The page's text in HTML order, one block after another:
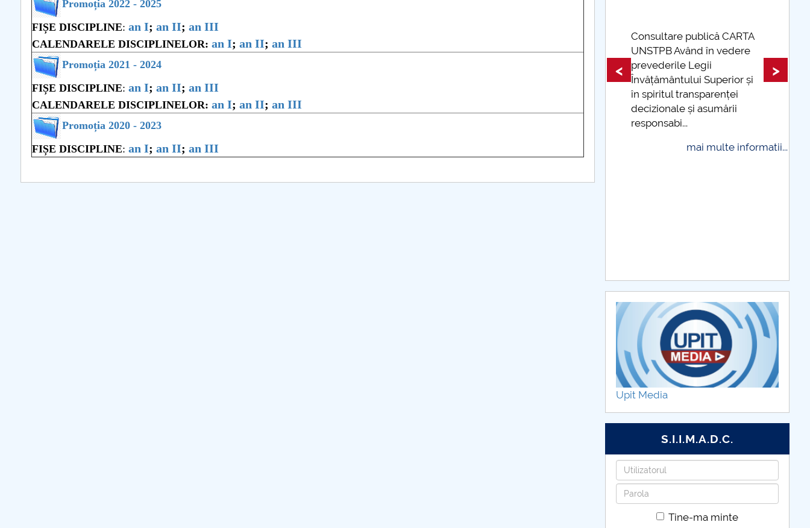
Promoția 2022 - 2025
FIȘE DISCIPLINE: an I; an II; an III
CALENDARELE DISCIPLINELOR: an I; an II; an III
Promoția 2021 - 2024
FIȘE DISCIPLINE: an I; an II; an III
CALENDARELE DISCIPLINELOR: an I; an II; an III
Promoția 2020 - 2023
FIȘE DISCIPLINE: an I; an II; an III
COMUNICAT Eveniment de
informare și promovare a
ofertei educaționale
Teoretic „Ion Cantacuzino”
Piteşti 26.03.2026
COMUNICAT Eveniment de
UNSTPB Având în vedere
Învățământului Superior și
Taxe de școlarizare
indexate Taxele se pot
și cu cardul
< >
Upit Media
S.I.I.M.A.D.C.
Utilizatorul
Parola
Tine-ma minte